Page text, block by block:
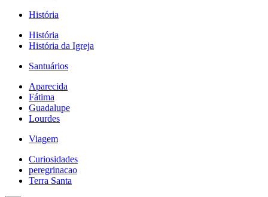
História
História
História da Igreja
Santuários
Aparecida
Fátima
Guadalupe
Lourdes
Viagem
Curiosidades
peregrinacao
Terra Santa